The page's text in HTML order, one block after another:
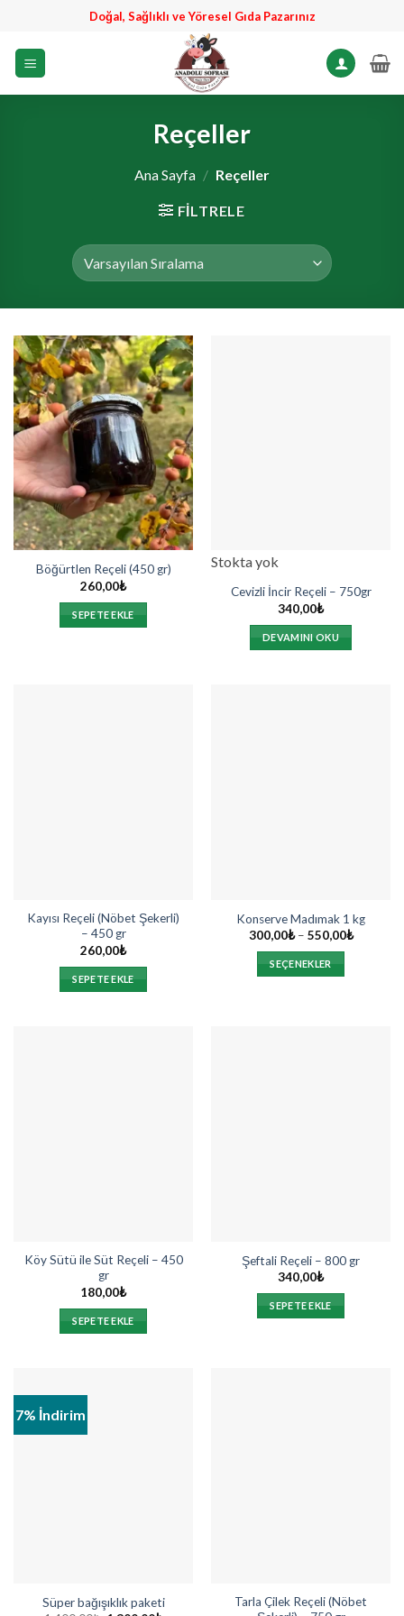
Doğal, Sağlıklı ve Yöresel Gıda Pazarınız
Reçeller
Ana Sayfa / Reçeller
FILTRELE
Böğürtlen Reçeli (450 gr)
260,00₺
SEPETE EKLE
Stokta yok
Cevizli İncir Reçeli – 750gr
340,00₺
DEVAMINI OKU
Kayısı Reçeli (Nöbet Şekerli)
– 450 gr
260,00₺
SEPETE EKLE
Konserve Madımak 1 kg
300,00₺ – 550,00₺Fiyat
SEÇENEKLER
Köy Sütü ile Süt Reçeli – 450
gr
180,00₺
SEPETE EKLE
Şeftali Reçeli – 800 gr
340,00₺
SEPETE EKLE
7% İndirim
Süper bağışıklık paketi
Tarla Çilek Reçeli (Nöbet